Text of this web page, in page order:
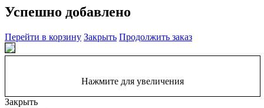
Успешно добавлено
Перейти в корзину Закрыть Продолжить заказ
Нажмите для увеличения
Закрыть